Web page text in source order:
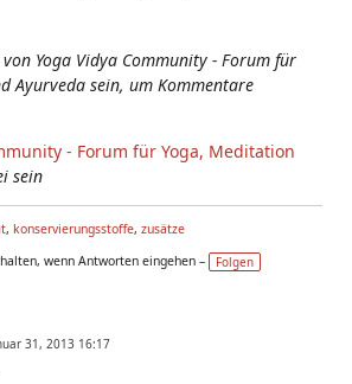
Yoga Vidya Community - Forum für
Ayurveda sein, um Kommentare
- Forum für Yoga, Meditation
sein
, konservierungsstoffe, zusätze
wenn Antworten eingehen –
Folgen
31, 2013 16:17